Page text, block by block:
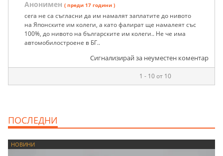
Анонимен ( преди 17 години )
сега не са съгласни да им намалят заплатите до нивото
на Японските им колеги, а като фалират ще намалеят със
100%, до нивото на българските им колеги.. Не че има
автомобилостроене в БГ..
Сигнализирай за неуместен коментар
1 - 10 от 10
ПОСЛЕДНИ
НОВИНИ